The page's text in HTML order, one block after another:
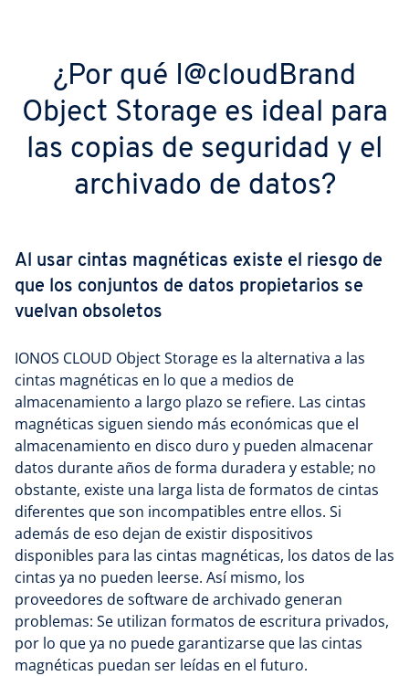
¿Por qué I@cloudBrand
Object Storage es ideal para
las copias de seguridad y el
archivado de datos?
Al usar cintas magnéticas existe el riesgo de
que los conjuntos de datos propietarios se
vuelvan obsoletos
IONOS CLOUD Object Storage es la alternativa a las
cintas magnéticas en lo que a medios de
almacenamiento a largo plazo se refiere. Las cintas
magnéticas siguen siendo más económicas que el
almacenamiento en disco duro y pueden almacenar
datos durante años de forma duradera y estable; no
obstante, existe una larga lista de formatos de cintas
diferentes que son incompatibles entre ellos. Si
además de eso dejan de existir dispositivos
disponibles para las cintas magnéticas, los datos de las
cintas ya no pueden leerse. Así mismo, los
proveedores de software de archivado generan
problemas: Se utilizan formatos de escritura privados,
por lo que ya no puede garantizarse que las cintas
magnéticas puedan ser leídas en el futuro.